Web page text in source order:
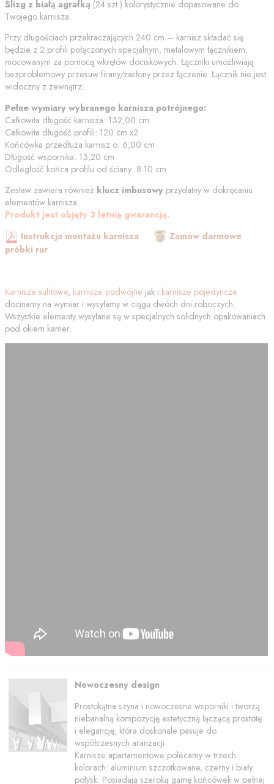
Ślizg z białą agrafką (24 szt.) kolorystycznie dopasowane do
Twojego karnisza.
Przy długościach przekraczających 240 cm – karnisz składać się
będzie z 2 profili połączonych specjalnym, metalowym łącznikiem,
mocowanym za pomocą wkrętów dociskowych. Łączniki umożliwiają
bezproblemowy przesuw firany/zasłony przez łączenie. Łącznik nie jest
widoczny z zewnątrz.
Pełne wymiary wybranego karnisza potrójnego:
Całkowita długość karnisza: 132,00 cm
Całkowita długość profili: 120 cm x2
Końcówka przedłuża karnisz o: 6,00 cm
Długość wspornika: 13,20 cm
Odległość końca profilu od ściany: 8.10 cm
Zestaw zawiera również klucz imbusowy przydatny w dokręcaniu
elementów karnisza.
Produkt jest objęty 3 letnią gwarancją.
Instrukcja montażu karnisza
Zamów darmowe
próbki rur
Karnisze sufitowe, karnisze podwójne jak i karnisze pojedyncze
docinamy na wymiar i wysyłamy w ciągu dwóch dni roboczych.
Wszystkie elementy wysyłane są w specjalnych solidnych opakowaniach
pod okiem kamer.
Nowoczesny design
Prostokątna szyna i nowoczesne wsporniki i tworzą
niebanalną kompozycję estetyczną łączącą prostotę
i elegancję, która doskonale pasuje do
współczesnych aranżacji.
Karnisze apartamentowe polecamy w trzech
kolorach: aluminium szczotkowane, czerny i biały
połysk. Posiadają szeroką gamę końcówek w pełnej